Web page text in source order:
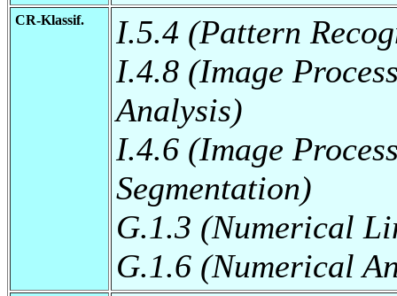
CR-Klassif.
I.5.4 (Pattern
I.4.8 (Image
Analysis)
I.4.6 (Image
Segmentation)
G.1.3 (Numerical
G.1.6 (Numerical